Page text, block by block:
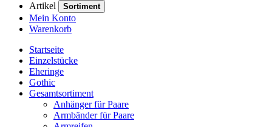
Artikel
Sortiment
Mein Konto
Warenkorb
Startseite
Einzelstücke
Eheringe
Gothic
Gesamtsortiment
Anhänger für Paare
Armbänder für Paare